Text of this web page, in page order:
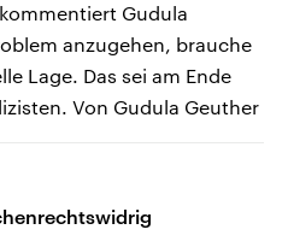
Gudula
anzugehen, brauche
Lage. Das sei am Ende
Von Gudula Geuther